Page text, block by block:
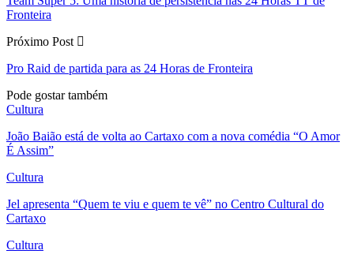
Fronteira
Próximo Post
Pro Raid de partida para as 24 Horas de Fronteira
Pode gostar também
Cultura
João Baião está de volta ao Cartaxo com a nova comédia “O Amor
É Assim”
Cultura
Jel apresenta “Quem te viu e quem te vê” no Centro Cultural do
Cartaxo
Cultura